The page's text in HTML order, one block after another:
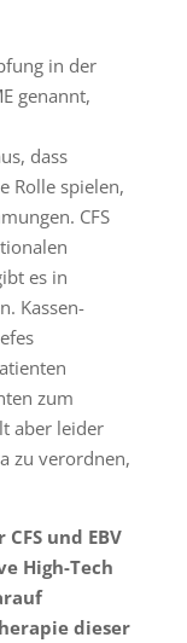
in der
genannt,
dass
Rolle spielen,
CFS
es in
Kassen-
zum
aber leider
zu verordnen,
und EBV
High-Tech
dieser